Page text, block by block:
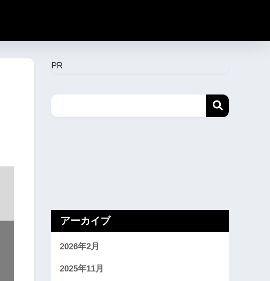
PR
アーカイブ
2026年2月
2025年11月